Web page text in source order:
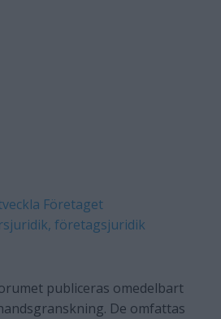
Företaget
företagsjuridik
publiceras omedelbart
De omfattas